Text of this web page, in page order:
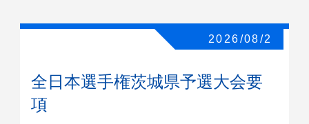
全日本選手権茨城県予選大会要
項
2026/08/2